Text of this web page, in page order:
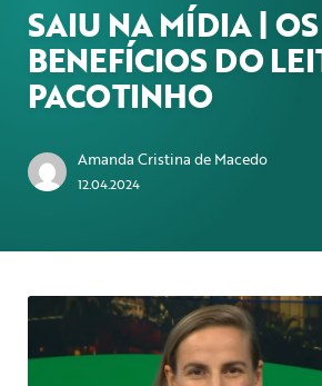
SAIU NA MÍDIA | OS
BENEFÍCIOS DO
PACOTINHO
Amanda Cristina de Macedo
12.04.2024